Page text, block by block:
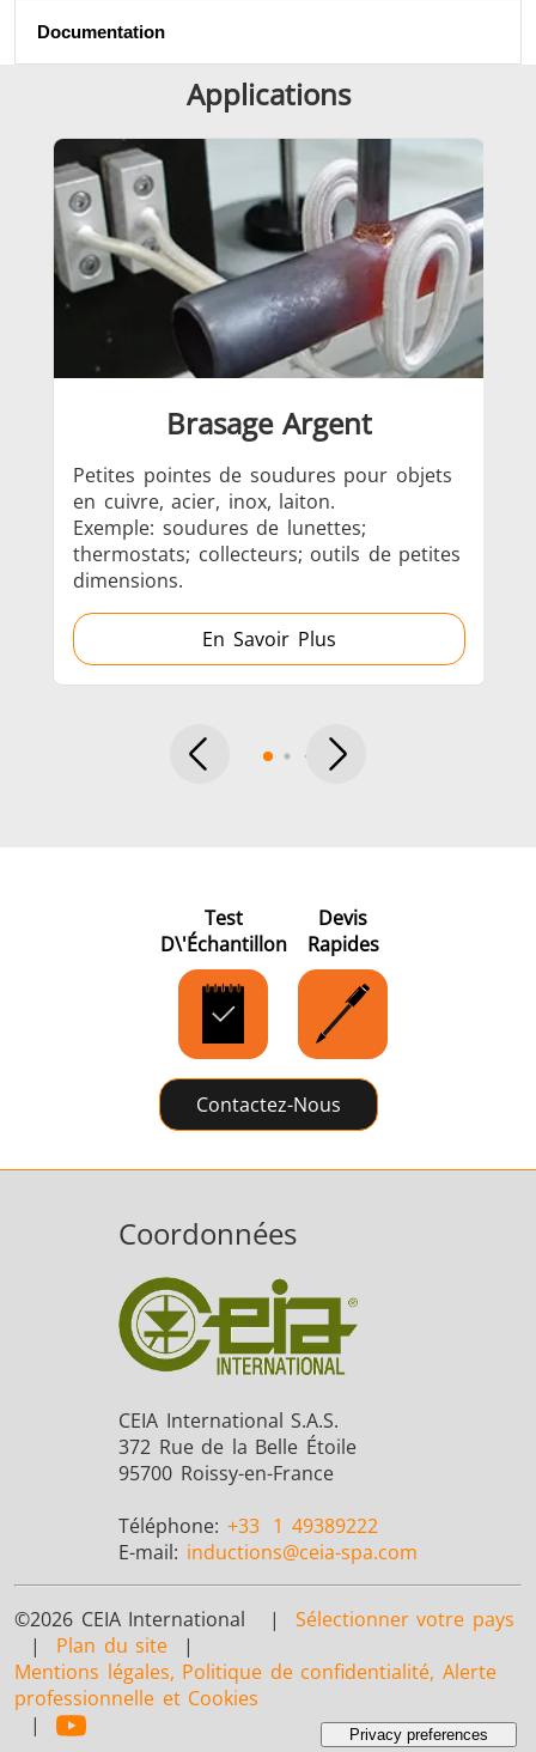
Série SH
Têtes de
chauffe
Automobile
Centres
données
Énergie verte Fil et câble
Documentation
Applications
Brasage Argent
Petites pointes de soudures pour objets
en cuivre, acier, inox, laiton.
Exemple: soudures de lunettes;
thermostats; collecteurs; outils de petites
dimensions.
En Savoir Plus
Test
D\'échantillon
Devis
Rapides
Contactez-Nous
Coordonnées
CEIA International S.A.S.
372 Rue de la Belle Étoile
95700 Roissy-en-France
Téléphone: +33 1 49389222
E-mail: inductions@ceia-spa.com
©2026 CEIA International | Sélectionner votre pays
| Plan du site |
Mentions légales, Politique de confidentialité, Alerte
professionnelle et Cookies
|